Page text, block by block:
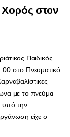
Χορός στον
Παιδικός
στο Πνευματικό
με το πνεύμα
υπό την
είχε ο